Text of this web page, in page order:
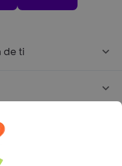
de ti